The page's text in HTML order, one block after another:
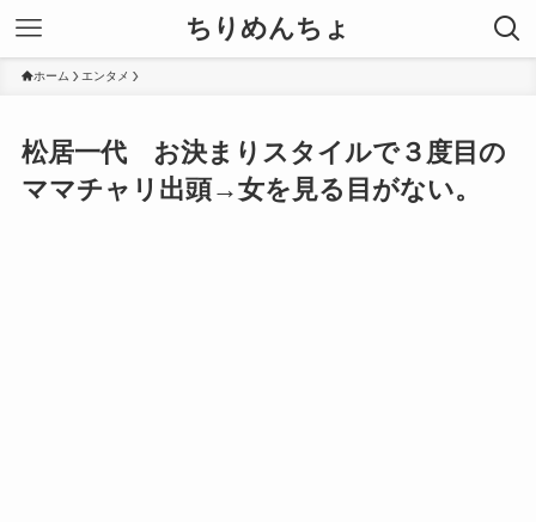
ちりめんちょ
ホーム エンタメ
松居一代 お決まりスタイルで３度目の
ママチャリ出頭→女を見る目がない。